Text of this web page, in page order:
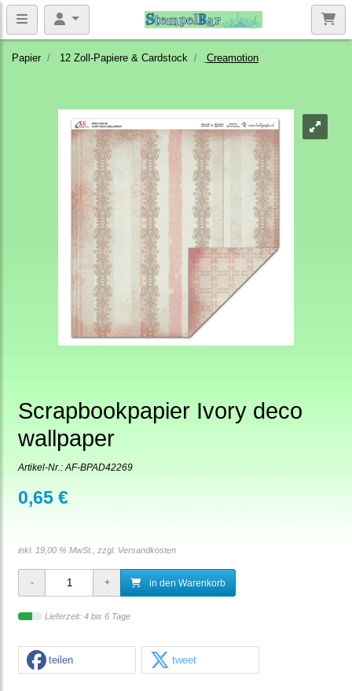
Papier 12 Zoll-Papiere & Cardstock Creamotion
Scrapbookpapier Ivory deco
wallpaper
Artikel-Nr.: AF-BPAD42269
0,65 €
inkl. 19,00 % MwSt., zzgl. Versandkosten
in den Warenkorb
Lieferzeit: 4 bis 6 Tage
teilen tweet